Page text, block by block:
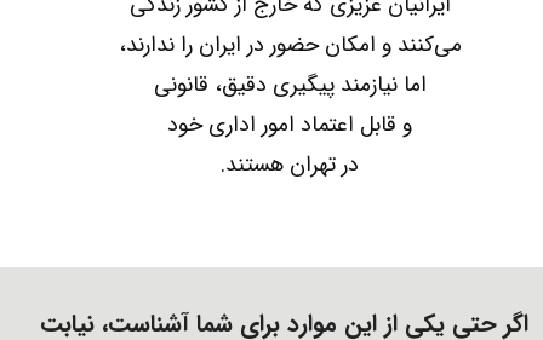
می‌کنند و امکان حضور در ایران را ندارند،
اما نیازمند پیگیری دقیق، قانونی
و قابل اعتماد امور اداری خود
​​​​​​​در تهران هستند.​​​​​​​
اگر حتی یکی از این موارد برای شما آشناست، نیابت